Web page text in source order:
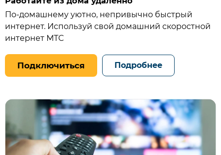
По-домашнему уютно, непривычно быстрый
интернет. Используй свой домашний скоростной
интернет МТС
Подключиться Подробнее